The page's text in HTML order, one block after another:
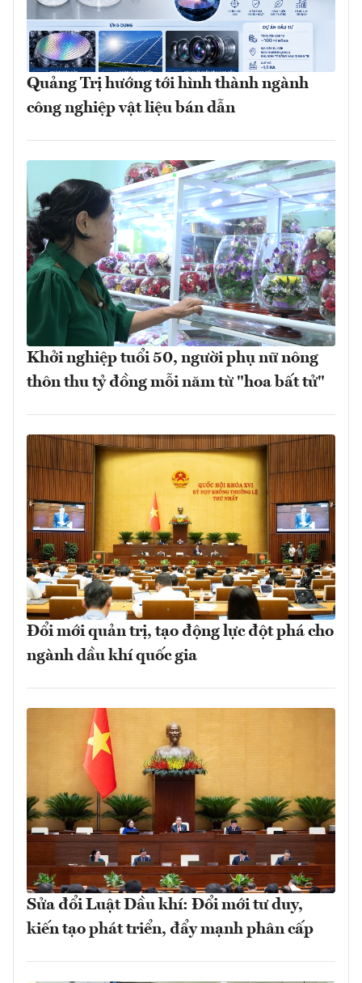
Quảng Trị hướng tới hình thành ngành
công nghiệp vật liệu bán dẫn
Khởi nghiệp tuổi 50, người phụ nữ nông
thôn thu tỷ đồng mỗi năm từ "hoa bất tử"
Đổi mới quản trị, tạo động lực đột phá cho
ngành dầu khí quốc gia
Sửa đổi Luật Dầu khí: Đổi mới tư duy,
kiến tạo phát triển, đẩy mạnh phân cấp